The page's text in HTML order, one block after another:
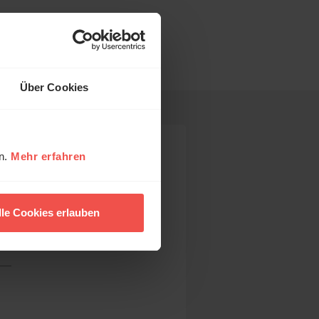
Über Cookies
Mehr erfahren
Cookies erlauben